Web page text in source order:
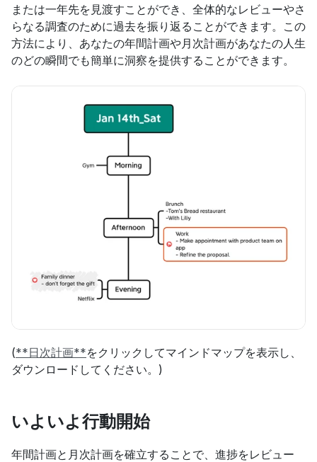
または一年先を見渡すことができ、全体的なレビューやさ
らなる調査のために過去を振り返ることができます。この
方法により、あなたの年間計画や月次計画があなたの人生
のどの瞬間でも簡単に洞察を提供することができます。
(**日次計画**をクリックしてマインドマップを表示し、
ダウンロードしてください。)
いよいよ行動開始
年間計画と月次計画を確立することで、進捗をレビュー